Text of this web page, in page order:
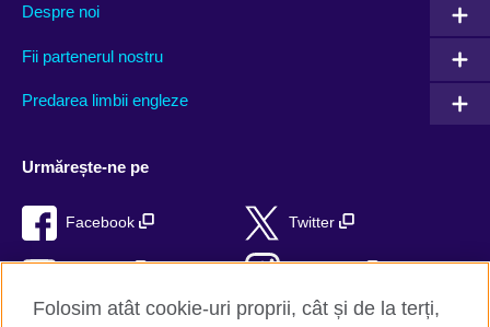
Despre noi
Fii partenerul nostru
Predarea limbii engleze
Urmărește-ne pe
Facebook Twitter
YouTube Instagram
TikTok RSS
Folosim atât cookie-uri proprii, cât și de la terți,